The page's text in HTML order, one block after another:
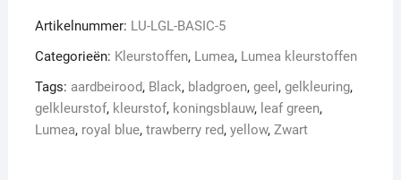
-
Basis
gram
aantal
Artikelnummer: LU-LGL-BASIC-5
Categorieën: Kleurstoffen, Lumea, Lumea kleurstoffen
Tags: aardbeirood, Black, bladgroen, geel , gelkleuring,
gelkleurstof, kleurstof, koningsblauw, leaf green,
Lumea, royal blue, trawberry red, yellow, Zwart